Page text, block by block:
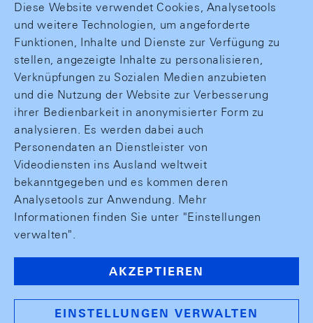
Diese Website verwendet Cookies, Analysetools
und weitere Technologien, um angeforderte
Funktionen, Inhalte und Dienste zur Verfügung zu
stellen, angezeigte Inhalte zu personalisieren,
Verknüpfungen zu Sozialen Medien anzubieten
und die Nutzung der Website zur Verbesserung
ihrer Bedienbarkeit in anonymisierter Form zu
analysieren. Es werden dabei auch
Personendaten an Dienstleister von
Videodiensten ins Ausland weltweit
bekanntgegeben und es kommen deren
Analysetools zur Anwendung. Mehr
Informationen finden Sie unter "Einstellungen
verwalten".
AKZEPTIEREN
EINSTELLUNGEN VERWALTEN